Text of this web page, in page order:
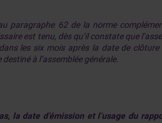
paragraphe 62 de la norme
est tenu, dès qu’il constate que
les six mois après la date de clôture
à l’assemblée générale.
la date d’émission et l’usage du